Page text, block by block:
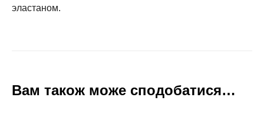
эластаном.
Вам також може сподобатися…